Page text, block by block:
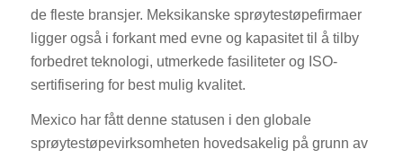
de fleste bransjer. Meksikanske sprøytestøpefirmaer
ligger også i forkant med evne og kapasitet til å tilby
forbedret teknologi, utmerkede fasiliteter og ISO-
sertifisering for best mulig kvalitet.
Mexico har fått denne statusen i den globale
sprøytestøpevirksomheten hovedsakelig på grunn av